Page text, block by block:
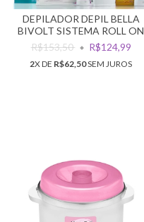
DEPILADOR DEPIL BELLA
BIVOLT SISTEMA ROLL ON
KIT
R$153,50 R$124,99
2X DE R$62,50SEM JUROS